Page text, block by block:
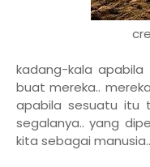
kadang-kala
buat mereka..
apabila sesuatu itu
segalanya.. yang
kita sebagai